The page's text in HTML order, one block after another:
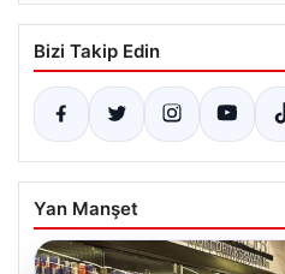
Bizi Takip Edin
Yan Manşet